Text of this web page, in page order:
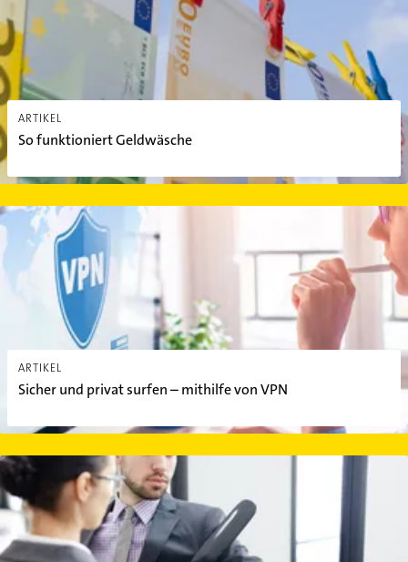
ARTIKEL
So funktioniert Geldwäsche
ARTIKEL
Sicher und privat surfen – mithilfe von VPN
Sicher und privat surfen – mithilfe von VPN
Wann sind Leibesvisitationen erlaubt?